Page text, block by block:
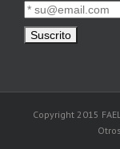
Copyright 2015